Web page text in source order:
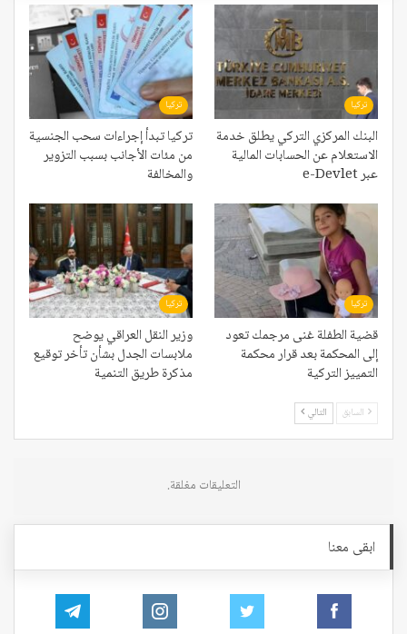
تركيا
البنك المركزي التركي يطلق خدمة
الاستعلام عن الحسابات المالية
عبر e-Devlet
تركيا
تركيا تبدأ إجراءات سحب الجنسية
من مئات الأجانب بسبب التزوير
والمخالفة
تركيا
قضية الطفلة غنى مرجمك تعود
إلى المحكمة بعد قرار محكمة
التمييز التركية
تركيا
وزير النقل العراقي يوضح
ملابسات الجدل بشأن تأخر توقيع
مذكرة طريق التنمية
السابق التالي
التعليقات مغلقة.
ابقى معنا